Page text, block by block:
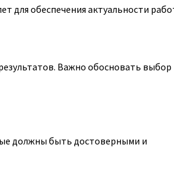
для обеспечения актуальности
Важно обосновать выбор
должны быть достоверными и